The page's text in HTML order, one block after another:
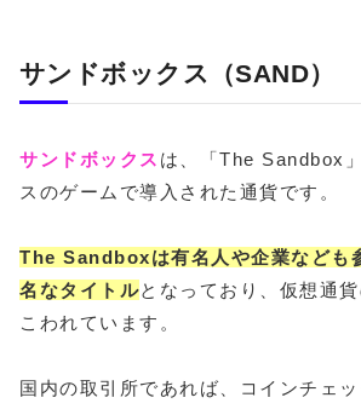
サンドボックス（SAND）
サンドボックス は、「The Sandbox
スのゲームで導入された通貨です。
The Sandboxは有名人や企業なども
名なタイトルとなっており、仮想通
こわれています。
国内の取引所であれば、コインチェ